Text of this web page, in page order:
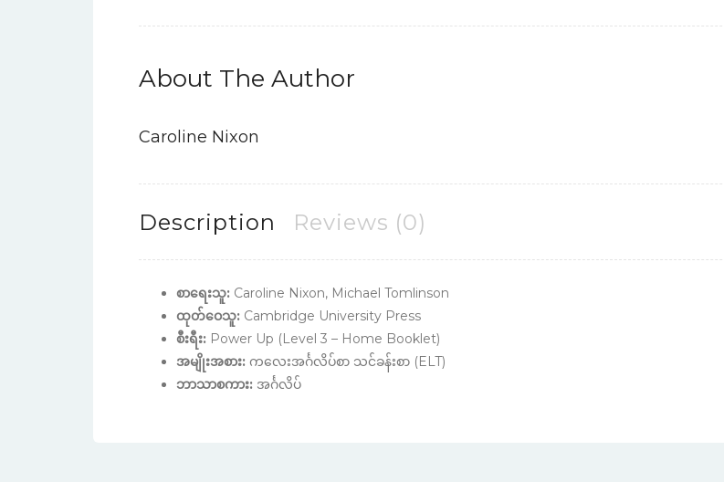
About The Author
Caroline Nixon
Description Reviews (0)
စာရေးသူ: Caroline Nixon, Michael Tomlinson
ထုတ်ဝေသူ: Cambridge University Press
စီးရီး: Power Up (Level 3 – Home Booklet)
အမျိုးအစား: ကလေးအင်္ဂလိပ်စာ သင်ခန်းစာ (ELT)
ဘာသာစကား: အင်္ဂလိပ်